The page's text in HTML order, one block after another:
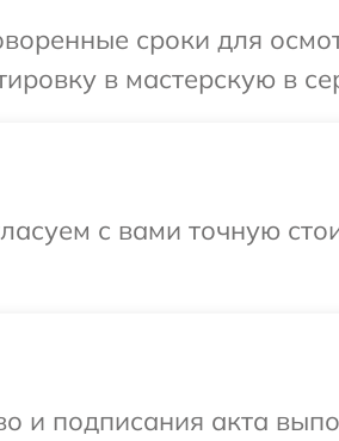
сроки для
в мастерскую в
с вами точную
и подписания акта